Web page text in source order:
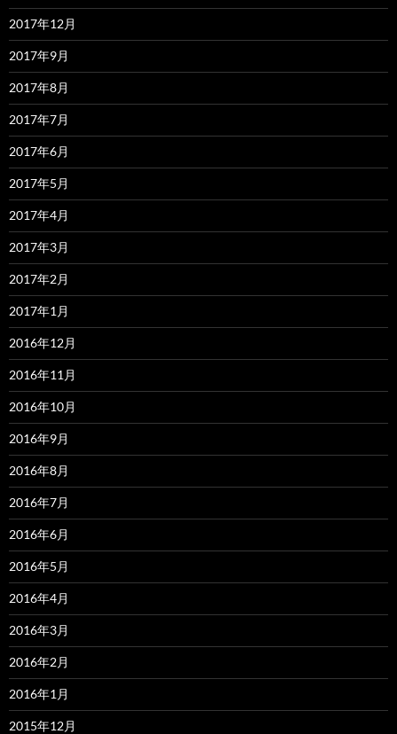
2017年12月
2017年9月
2017年8月
2017年7月
2017年6月
2017年5月
2017年4月
2017年3月
2017年2月
2017年1月
2016年12月
2016年11月
2016年10月
2016年9月
2016年8月
2016年7月
2016年6月
2016年5月
2016年4月
2016年3月
2016年2月
2016年1月
2015年12月